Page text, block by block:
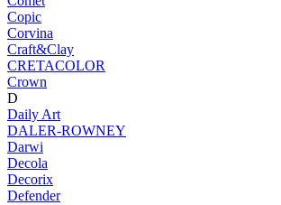
Copic
Corvina
Craft&Clay
CRETACOLOR
Crown
D
Daily Art
DALER-ROWNEY
Darwi
Decola
Decorix
Defender